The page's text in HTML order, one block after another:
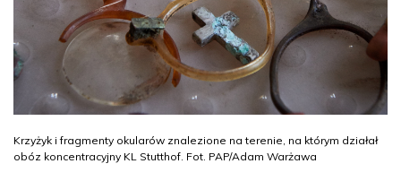
Krzyżyk i fragmenty okularów znalezione na terenie, na którym działał
obóz koncentracyjny KL Stutthof. Fot. PAP/Adam Warżawa